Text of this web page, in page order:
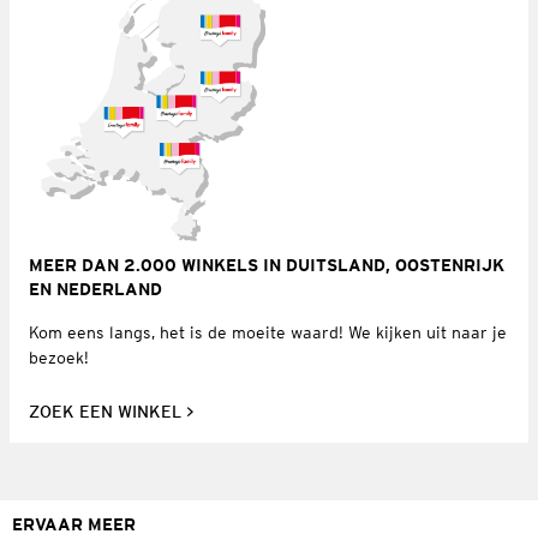
MEER DAN 2.000 WINKELS IN DUITSLAND, OOSTENRIJK
EN NEDERLAND
Kom eens langs, het is de moeite waard! We kijken uit naar je
bezoek!
ZOEK EEN WINKEL
ERVAAR MEER